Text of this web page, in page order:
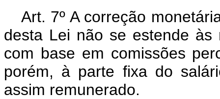
Art. 7º A correção
desta Lei não se estende às
com base em comissões
porém, à parte fixa do
assim remunerado.